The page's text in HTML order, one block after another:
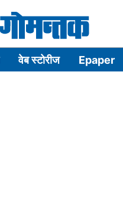
वेब स्टोरीज Epaper